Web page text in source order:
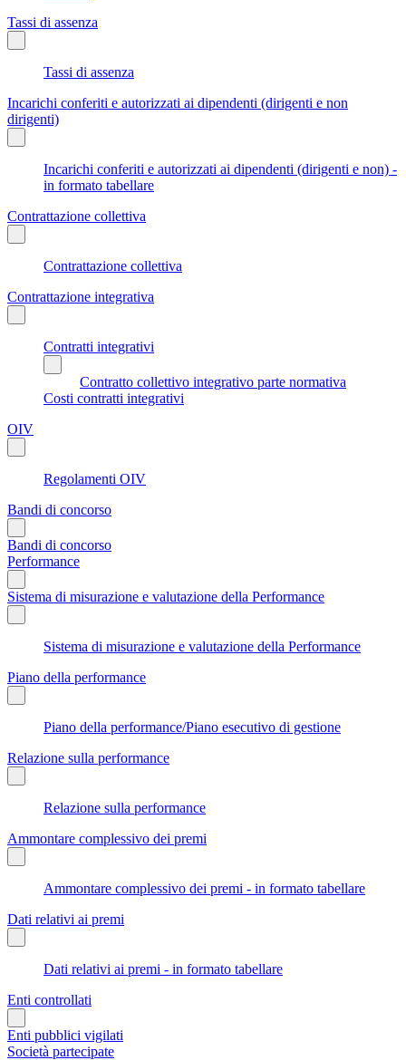
Tassi di assenza
Tassi di assenza
Incarichi conferiti e autorizzati ai dipendenti (dirigenti e non
dirigenti)
Incarichi conferiti e autorizzati ai dipendenti (dirigenti e non) -
in formato tabellare
Contrattazione collettiva
Contrattazione collettiva
Contrattazione integrativa
Contratti integrativi
Contratto collettivo integrativo parte normativa
Costi contratti integrativi
OIV
Regolamenti OIV
Bandi di concorso
Bandi di concorso
Performance
Sistema di misurazione e valutazione della Performance
Sistema di misurazione e valutazione della Performance
Piano della performance
Piano della performance/Piano esecutivo di gestione
Relazione sulla performance
Relazione sulla performance
Ammontare complessivo dei premi
Ammontare complessivo dei premi - in formato tabellare
Dati relativi ai premi
Dati relativi ai premi - in formato tabellare
Enti controllati
Enti pubblici vigilati
Società partecipate